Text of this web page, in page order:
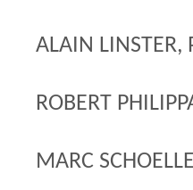
ALAIN LINSTER,
ROBERT
MARC